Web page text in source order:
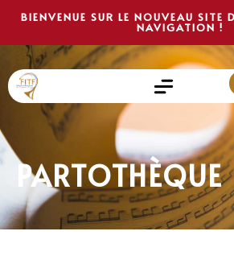
BIENVENUE SUR LE NOUVEAU SITE
NAVIGATION !
PARTOTHÈQUE